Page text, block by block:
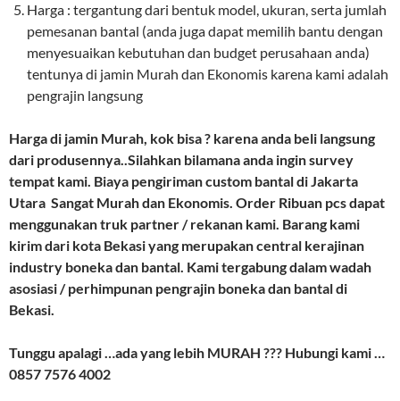
Harga : tergantung dari bentuk model, ukuran, serta jumlah
pemesanan bantal (anda juga dapat memilih bantu dengan
menyesuaikan kebutuhan dan budget perusahaan anda)
tentunya di jamin Murah dan Ekonomis karena kami adalah
pengrajin langsung
Harga di jamin Murah, kok bisa ? karena anda beli langsung
dari produsennya..Silahkan bilamana anda ingin survey
tempat kami. Biaya pengiriman custom bantal di Jakarta
Utara Sangat Murah dan Ekonomis. Order Ribuan pcs dapat
menggunakan truk partner / rekanan kami. Barang kami
kirim dari kota Bekasi yang merupakan central kerajinan
industry boneka dan bantal. Kami tergabung dalam wadah
asosiasi / perhimpunan pengrajin boneka dan bantal di
Bekasi.
Tunggu apalagi …ada yang lebih MURAH ??? Hubungi kami …
0857 7576 4002